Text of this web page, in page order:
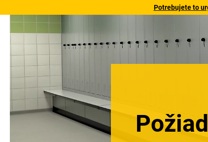
Potrebujete to